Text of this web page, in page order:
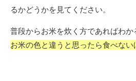
るかどうかを見てください。
普段からお米を炊く方であればわか
お米の色と違うと思ったら食べない